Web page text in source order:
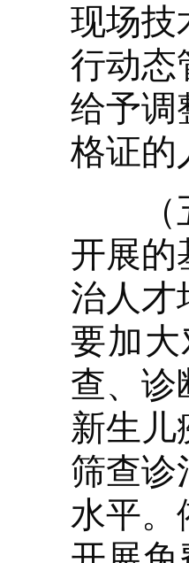
现场技
行动态
给予调
格证的
（五
开展的
治人才
要加
查、诊
新生儿
筛查诊
水平。